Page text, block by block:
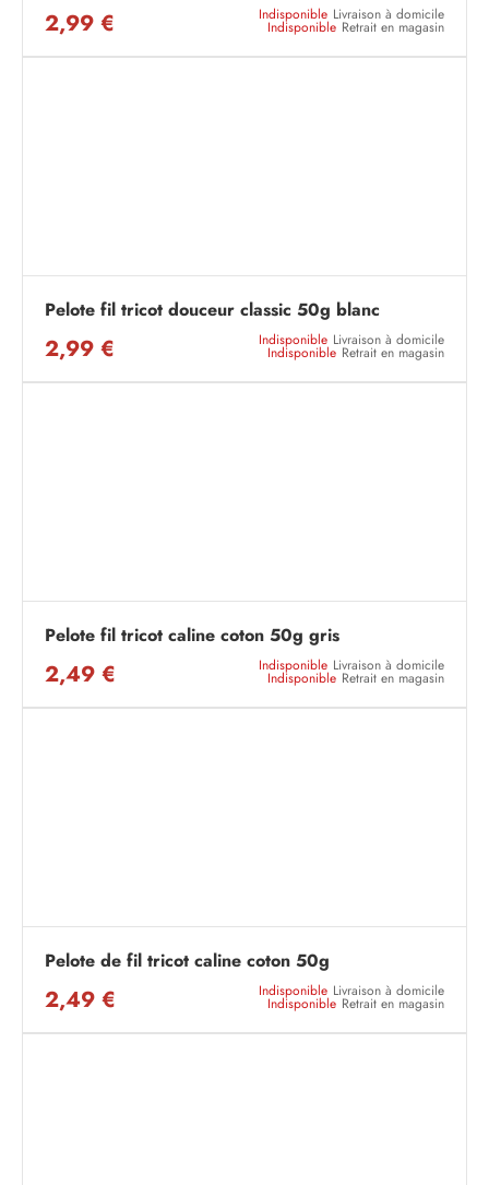
2,99 € Indisponible Livraison à domicile
Indisponible Retrait en magasin
Pelote fil tricot douceur classic 50g blanc
2,99 € Indisponible Livraison à domicile
Indisponible Retrait en magasin
Pelote fil tricot caline coton 50g gris
2,49 € Indisponible Livraison à domicile
Indisponible Retrait en magasin
Pelote de fil tricot caline coton 50g
2,49 € Indisponible Livraison à domicile
Indisponible Retrait en magasin